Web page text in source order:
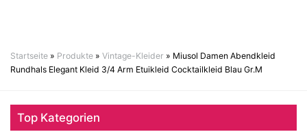
Startseite » Produkte » Vintage-Kleider » Miusol Damen Abendkleid
Rundhals Elegant Kleid 3/4 Arm Etuikleid Cocktailkleid Blau Gr.M
Top Kategorien